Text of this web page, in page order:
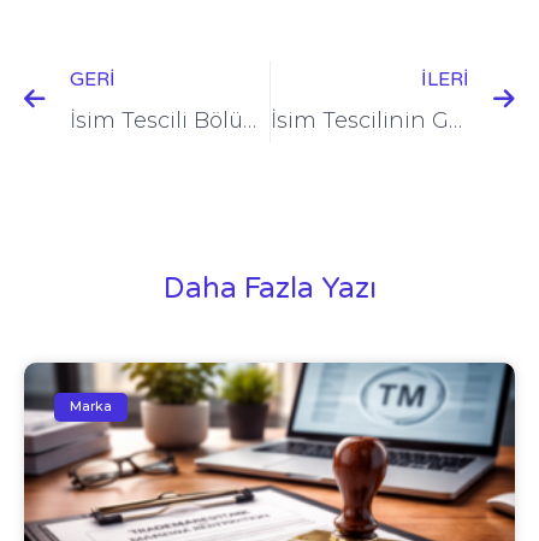
GERI
İsim Tescili Bölüm 1: Karışıklıklar
İLERI
İsim Tescilinin Günümüz Dünyasında Önemi
Daha Fazla Yazı
Marka